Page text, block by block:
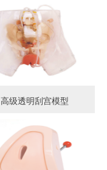
高级透明刮宫模型